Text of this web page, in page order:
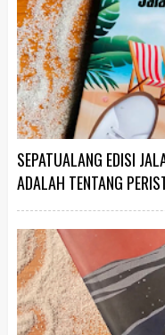
SEPATUALANG EDISI
ADALAH TENTANG